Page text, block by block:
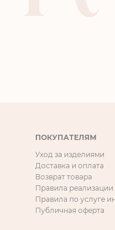
ПОКУПАТЕЛЯМ
Уход за изделиями
Доставка и оплата
Возврат товара
Правила
Правила по услуге
Публичная оферта